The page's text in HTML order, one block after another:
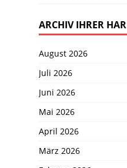
ARCHIV IHRER HAR
August 2026
Juli 2026
Juni 2026
Mai 2026
April 2026
März 2026